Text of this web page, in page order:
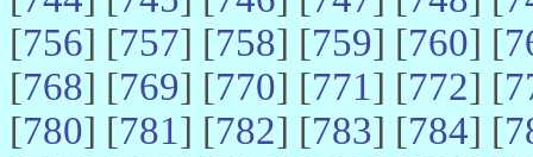
[756] [757] [758] [759] [760] [
[768] [769] [770] [771] [772] [
[780] [781] [782] [783] [784] [